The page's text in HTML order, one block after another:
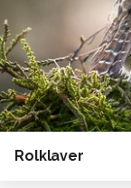
Rolklaver